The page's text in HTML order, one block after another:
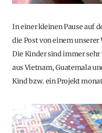
In einer kleinen Pause auf
die Post von einem
Die Kinder sind immer
aus Vietnam, Guatemala
Kind bzw. ein Projekt